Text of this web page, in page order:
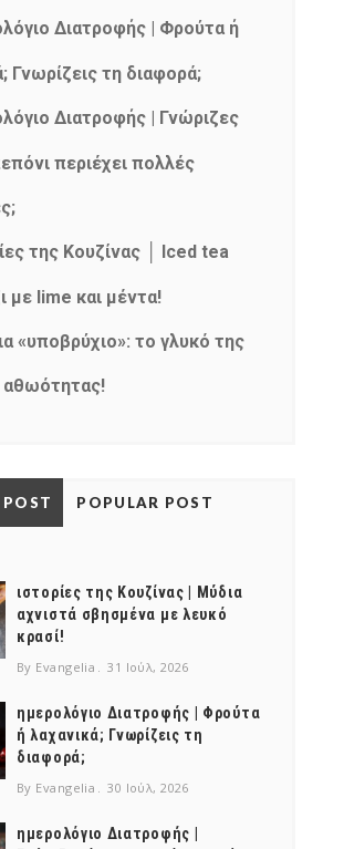
Διατροφής | Φρούτα ή
Γνωρίζεις τη διαφορά;
Διατροφής | Γνώριζες
περιέχει πολλές
της Κουζίνας │ Iced tea
με lime και μέντα!
«υποβρύχιο»: το γλυκό της
αθωότητας!
POST POPULAR POST
ιστορίες της Κουζίνας | Μύδια
αχνιστά σβησμένα με λευκό
κρασί!
By Evangelia 31 Ιούλ, 2026
ημερολόγιο Διατροφής | Φρούτα
ή λαχανικά; Γνωρίζεις τη
διαφορά;
By Evangelia 30 Ιούλ, 2026
ημερολόγιο Διατροφής |